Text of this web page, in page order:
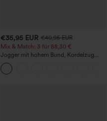
€35,95 EUR €40,95 EUR
Mix & Match: 3 für 88,30 €
Jogger mit hohem Bund, Kordelzug
und Raffung, schmal zulaufend,
schnelltrocknend mit kühlendem Griff,
mit Taschen - UPF40+